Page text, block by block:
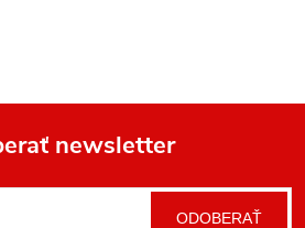
newsletter
ODOBERAŤ